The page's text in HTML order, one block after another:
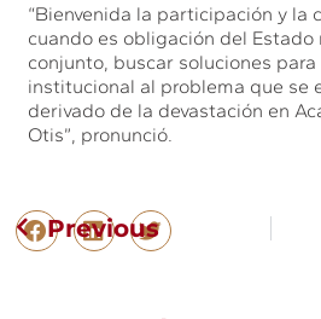
“Bienvenida la participación y la
cuando es obligación del Estado
conjunto, buscar soluciones
institucional al problema que se
derivado de la devastación en
Otis”, pronunció.
Previous